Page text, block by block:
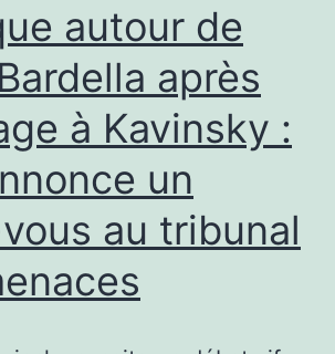
autour de
après
à Kavinsky :
un
au tribunal